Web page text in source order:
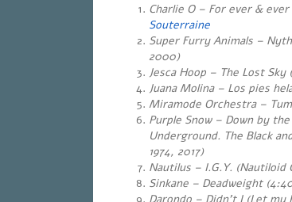
Charlie O – For ever &
Souterraine
Super Furry Animals –
2000)
Jesca Hoop – The Lost
Juana Molina – Los pies
Miramode Orchestra –
Purple Snow – Down by
Underground. The Black
1974, 2017)
Nautilus – I.G.Y. (Nautiloid
Sinkane – Deadweight